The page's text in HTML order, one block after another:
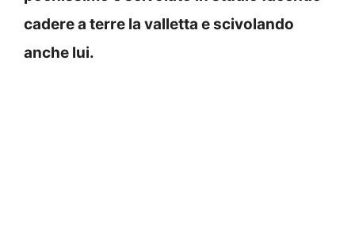
cadere a terre la valletta e scivolando
anche lui.